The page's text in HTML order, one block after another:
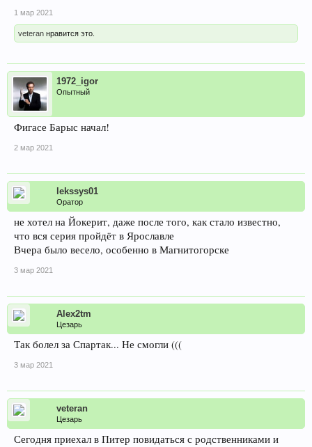
1 мар 2021
veteran нравится это.
1972_igor
Опытный
Фигасе Барыс начал!
2 мар 2021
lekssys01
Оратор
не хотел на Йокерит, даже после того, как стало известно,
что вся серия пройдёт в Ярославле
Вчера было весело, особенно в Магнитогорске
3 мар 2021
Alex2tm
Цезарь
Так болел за Спартак... Не смогли (((
3 мар 2021
veteran
Цезарь
Сегодня приехал в Питер повидаться с родственниками и